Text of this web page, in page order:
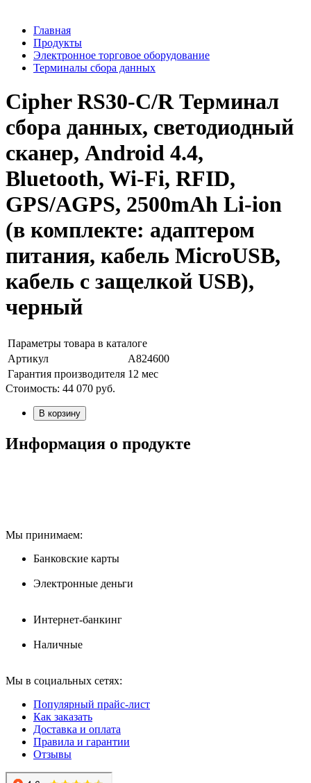
Главная
Продукты
Электронное торговое оборудование
Терминалы сбора данных
Cipher RS30-С/R Терминал
сбора данных, светодиодный
сканер, Android 4.4,
Bluetooth, Wi-Fi, RFID,
GPS/AGPS, 2500mAh Li-ion
(в комплекте: адаптером
питания, кабель MicroUSB,
кабель с защелкой USB),
черный
Параметры товара в каталоге
Артикул
А824600
Гарантия производителя 12 мес
Стоимость: 44 070 руб.
В корзину
Информация о продукте
Мы принимаем:
Банковские карты
Электронные деньги
Интернет-банкинг
Наличные
Мы в социальных сетях:
Популярный прайс-лист
Как заказать
Доставка и оплата
Правила и гарантии
Отзывы